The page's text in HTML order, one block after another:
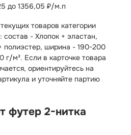
до 1356,05 ₽/м.п
товаров категории
состав - Хлопок + эластан,
полиэстер, ширина - 190-200
г/м². Если в карточке товара
ориентируйтесь на
и уточняйте партию
футер 2-нитка